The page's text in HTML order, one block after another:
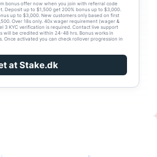
bonus offer now when you join with referral code
Deposit up to $1,500 get 200% bonus up to $3,000.
up to $3,000. New customers only based on first
Over 18s only. 40x wager requirement (wager &
3 KYC verification is required. Contact live support
will be credited within 24-48 hrs. Bonus works in
Once activated you can check rollover progression in
at Stake.dk